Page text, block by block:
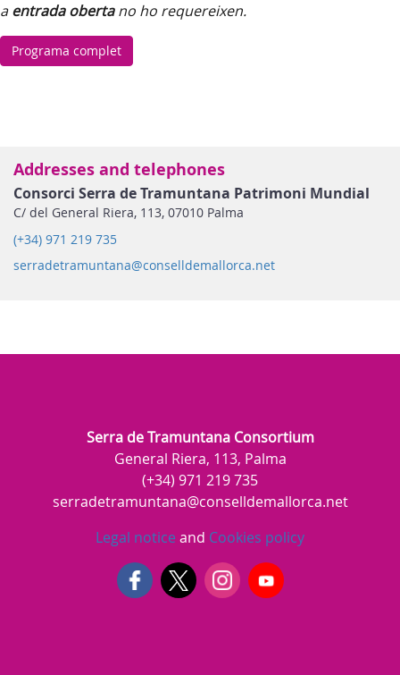
a entrada oberta no ho requereixen.
Programa complet
Addresses and telephones
Consorci Serra de Tramuntana Patrimoni Mundial
C/ del General Riera, 113, 07010 Palma
(+34) 971 219 735
serradetramuntana@conselldemallorca.net
Serra de Tramuntana Consortium
General Riera, 113, Palma
(+34) 971 219 735
serradetramuntana@conselldemallorca.net
Legal notice and Cookies policy